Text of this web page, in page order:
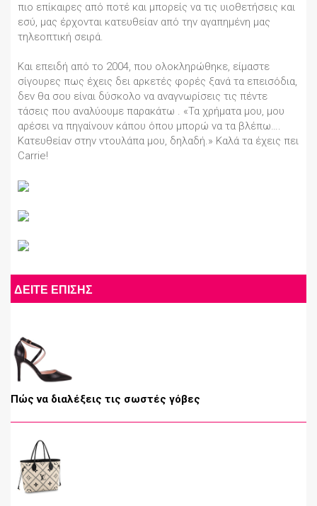
πιο επίκαιρες από ποτέ και μπορείς να τις υιοθετήσεις και
εσύ, μας έρχονται κατευθείαν από την αγαπημένη μας
τηλεοπτική σειρά.
Και επειδή από το 2004, που ολοκληρώθηκε, είμαστε
σίγουρες πως έχεις δει αρκετές φορές ξανά τα επεισόδια,
δεν θα σου είναι δύσκολο να αναγνωρίσεις τις πέντε
τάσεις που αναλύουμε παρακάτω . «Τα χρήματα μου, μου
αρέσει να πηγαίνουν κάπου όπου μπορώ να τα βλέπω….
Κατευθείαν στην ντουλάπα μου, δηλαδή.» Καλά τα έχεις πει
Carrie!
ΔΕΙΤΕ ΕΠΙΣΗΣ
Πώς να διαλέξεις τις σωστές γόβες